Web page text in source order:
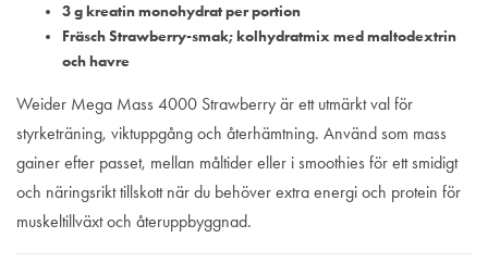
3 g kreatin monohydrat per portion
Fräsch Strawberry-smak; kolhydratmix med maltodextrin
och havre
Weider Mega Mass 4000 Strawberry är ett utmärkt val för
styrketräning, viktuppgång och återhämtning. Använd som mass
gainer efter passet, mellan måltider eller i smoothies för ett smidigt
och näringsrikt tillskott när du behöver extra energi och protein för
muskeltillväxt och återuppbyggnad.